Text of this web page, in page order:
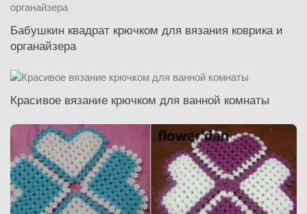
Бабушкин квадрат крючком для вязания коврика и
органайзера
Красивое вязание крючком для ванной комнаты